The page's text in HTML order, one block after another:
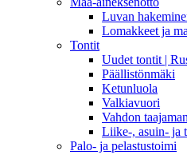
Luvan
Lomakkeet ja
Tontit
Uudet tontit |
Päällistönmäki
Ketunluola
Valkiavuori
Vahdon
Liike-, asuin- ja
Palo- ja pelastustoimi